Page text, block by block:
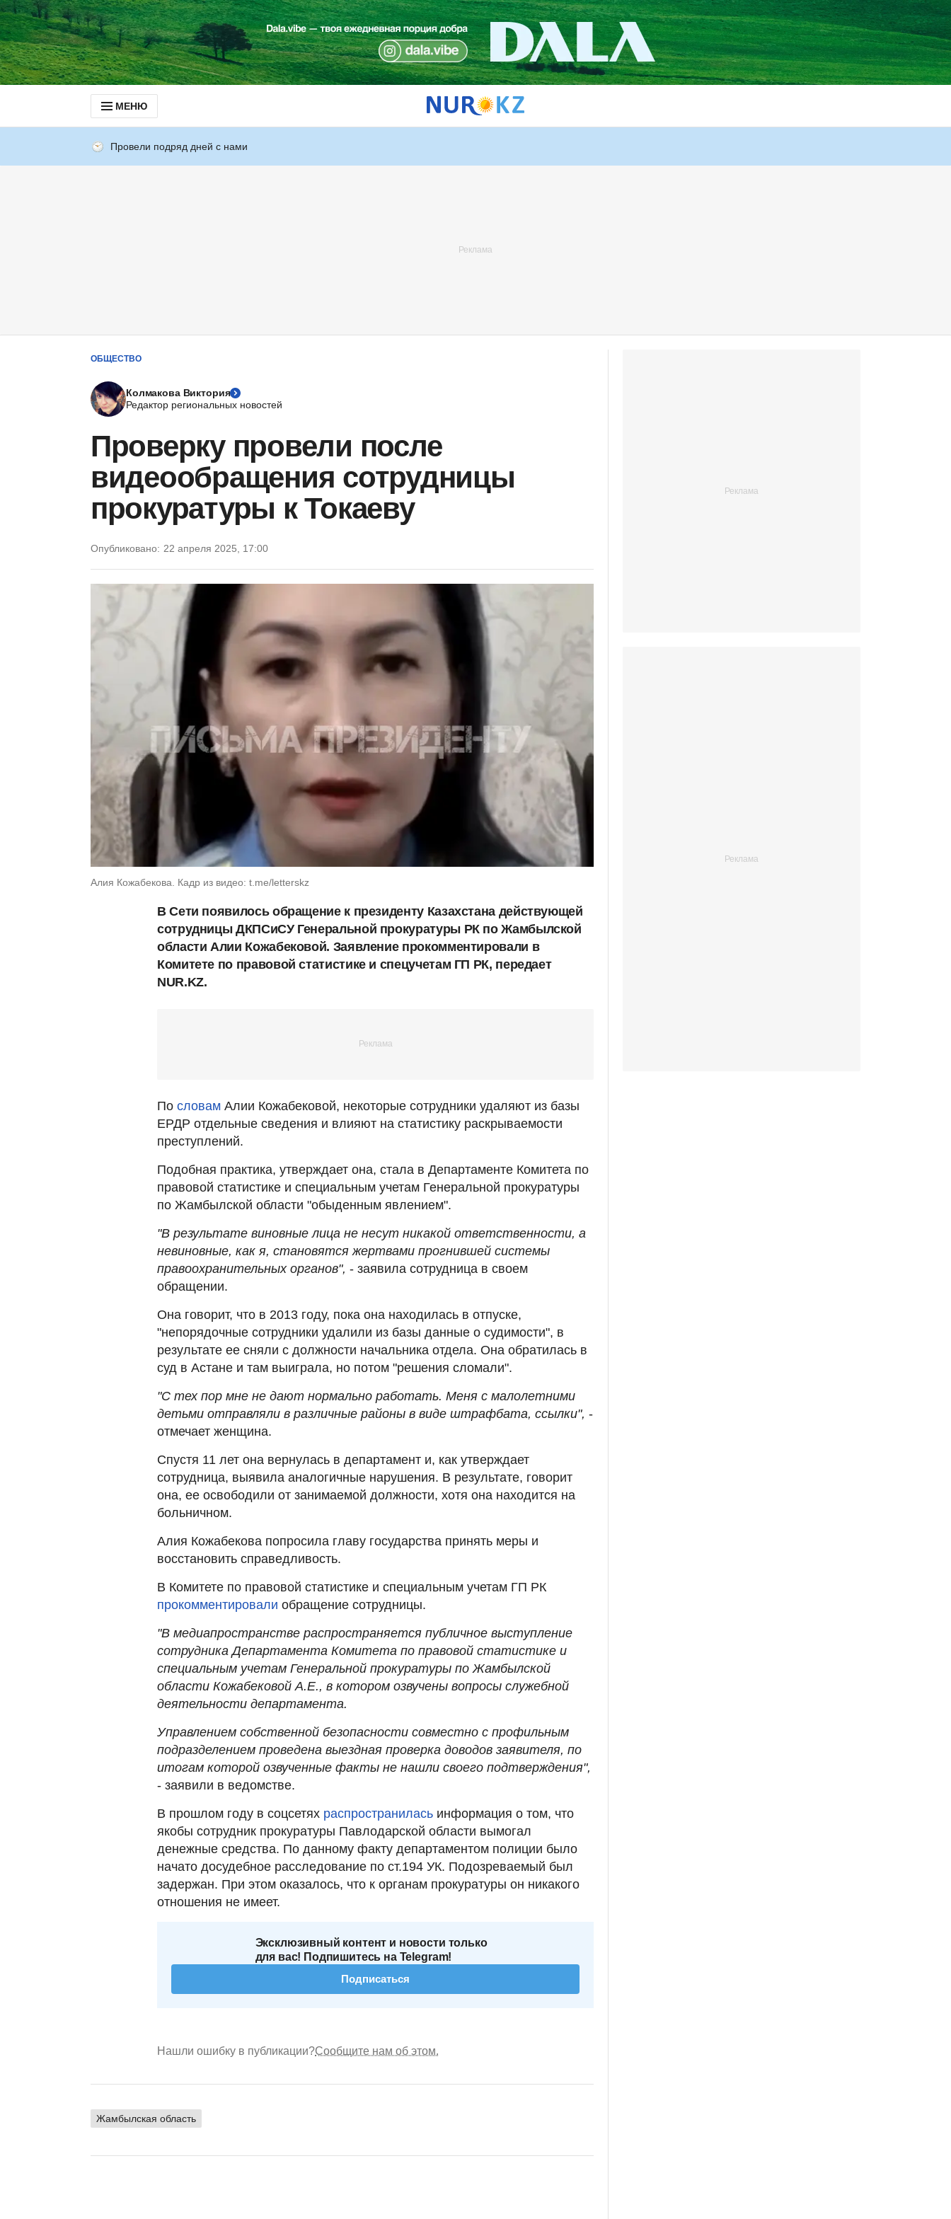
МЕНЮ
Провели подряд дней с нами
ОБЩЕСТВО
Колмакова Виктория
Редактор региональных новостей
Проверку провели после
видеообращения сотрудницы
прокуратуры к Токаеву
Опубликовано: 22 апреля 2025, 17:00
Алия Кожабекова. Кадр из видео: t.me/letterskz
В Сети появилось обращение к президенту Казахстана действующей
сотрудницы ДКПСиСУ Генеральной прокуратуры РК по Жамбылской
области Алии Кожабековой. Заявление прокомментировали в
Комитете по правовой статистике и спецучетам ГП РК, передает
NUR.KZ.
По словам Алии Кожабековой, некоторые сотрудники удаляют из базы
ЕРДР отдельные сведения и влияют на статистику раскрываемости
преступлений.
Подобная практика, утверждает она, стала в Департаменте Комитета по
правовой статистике и специальным учетам Генеральной прокуратуры
по Жамбылской области "обыденным явлением".
"В результате виновные лица не несут никакой ответственности, а
невиновные, как я, становятся жертвами прогнившей системы
правоохранительных органов", - заявила сотрудница в своем
обращении.
Она говорит, что в 2013 году, пока она находилась в отпуске,
"непорядочные сотрудники удалили из базы данные о судимости", в
результате ее сняли с должности начальника отдела. Она обратилась в
суд в Астане и там выиграла, но потом "решения сломали".
"С тех пор мне не дают нормально работать. Меня с малолетними
детьми отправляли в различные районы в виде штрафбата, ссылки", -
отмечает женщина.
Спустя 11 лет она вернулась в департамент и, как утверждает
сотрудница, выявила аналогичные нарушения. В результате, говорит
она, ее освободили от занимаемой должности, хотя она находится на
больничном.
Алия Кожабекова попросила главу государства принять меры и
восстановить справедливость.
В Комитете по правовой статистике и специальным учетам ГП РК
прокомментировали обращение сотрудницы.
"В медиапространстве распространяется публичное выступление
сотрудника Департамента Комитета по правовой статистике и
специальным учетам Генеральной прокуратуры по Жамбылской
области Кожабековой А.Е., в котором озвучены вопросы служебной
деятельности департамента.
Управлением собственной безопасности совместно с профильным
подразделением проведена выездная проверка доводов заявителя, по
итогам которой озвученные факты не нашли своего подтверждения",
- заявили в ведомстве.
В прошлом году в соцсетях распространилась информация о том, что
якобы сотрудник прокуратуры Павлодарской области вымогал
денежные средства. По данному факту департаментом полиции было
начато досудебное расследование по ст.194 УК. Подозреваемый был
задержан. При этом оказалось, что к органам прокуратуры он никакого
отношения не имеет.
Эксклюзивный контент и новости только
для вас! Подпишитесь на Telegram!
Подписаться
Нашли ошибку в публикации?Сообщите нам об этом.
Жамбылская область